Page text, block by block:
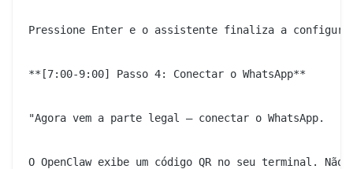
Pressione Enter e o assistente finaliza a
**[7:00-9:00] Passo 4: Conectar o WhatsApp**
"Agora vem a parte legal — conectar o WhatsApp.
O OpenClaw exibe um código QR no seu terminal.